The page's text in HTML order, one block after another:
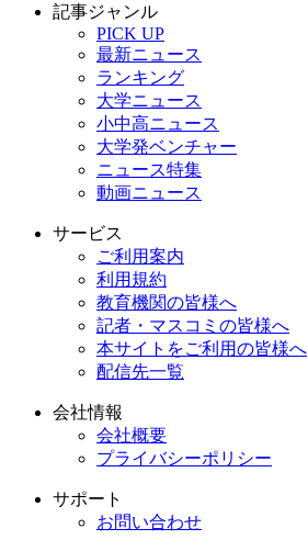
記事ジャンル
PICK UP
最新ニュース
ランキング
大学ニュース
小中高ニュース
大学発ベンチャー
ニュース特集
動画ニュース
サービス
ご利用案内
利用規約
教育機関の皆様へ
記者・マスコミの皆様へ
本サイトをご利用の皆様へ
配信先一覧
会社情報
会社概要
プライバシーポリシー
サポート
お問い合わせ